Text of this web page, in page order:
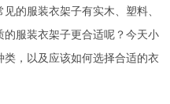
的服装衣架子有实木、塑料、
服装衣架子更合适呢？今天小
，以及应该如何选择合适的衣